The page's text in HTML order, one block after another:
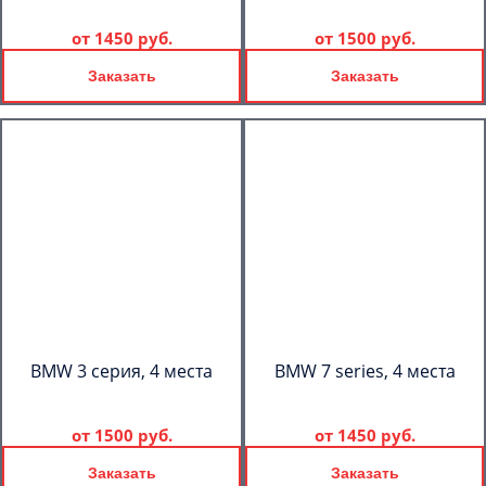
от 1450 руб.
Заказать
от 1500 руб.
Заказать
BMW 3 серия, 4 места
от 1500 руб.
Заказать
BMW 7 series, 4 места
от 1450 руб.
Заказать